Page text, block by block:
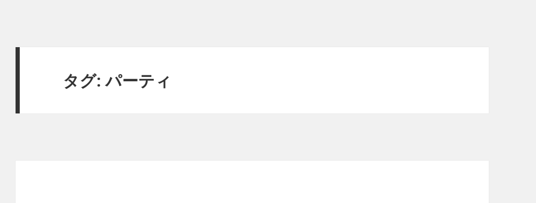
タグ:パーティ